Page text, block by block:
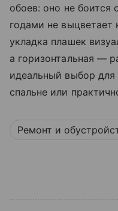
обоев: оно не боится
годами не выцветает
укладка плашек
а горизонтальная —
идеальный выбор
спальне или
Ремонт и